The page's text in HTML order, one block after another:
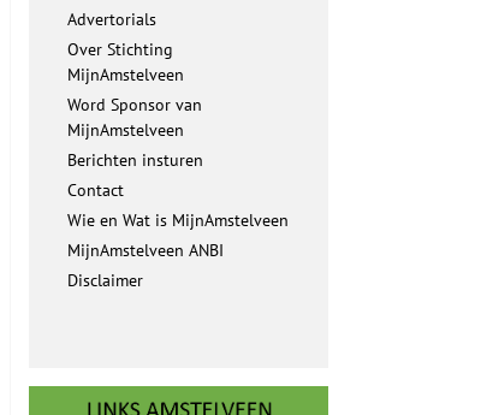
Advertorials
Over Stichting
MijnAmstelveen
Word Sponsor van
MijnAmstelveen
Berichten insturen
Contact
Wie en Wat is MijnAmstelveen
MijnAmstelveen ANBI
Disclaimer